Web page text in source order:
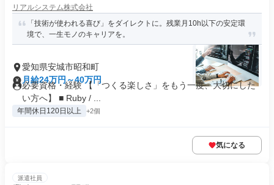
リアルシステム株式会社
「技術が使われる喜び」をダイレクトに。残業月10h以下の安定環
境で、一生モノのキャリアを。
愛知県安城市昭和町
月給24万円～40万円
必要資格・経験 【「つくる楽しさ」をもう一度、大切にした
い方へ】 ■ Ruby / ...
年間休日120日以上 +2個
気になる
派遣社員